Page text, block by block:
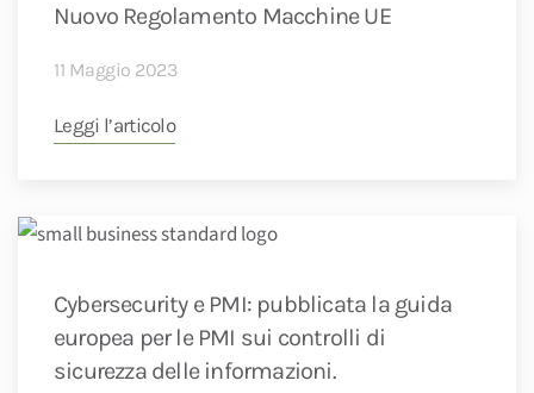
Nuovo Regolamento Macchine UE
11 Maggio 2023
Leggi l’articolo
Cybersecurity e PMI: pubblicata la guida
europea per le PMI sui controlli di
sicurezza delle informazioni.